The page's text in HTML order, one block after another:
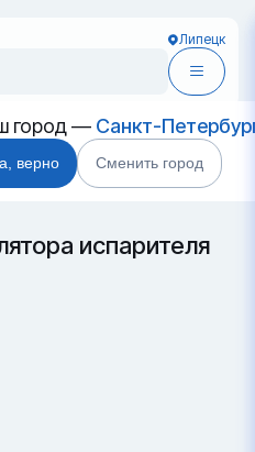
Липецк
город — Санкт-
верно Сменить город
Carrier 54-00585-20
испарителя